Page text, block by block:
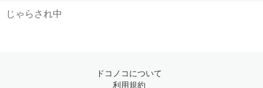
じゃらされ中
ドコノコについて
利用規約